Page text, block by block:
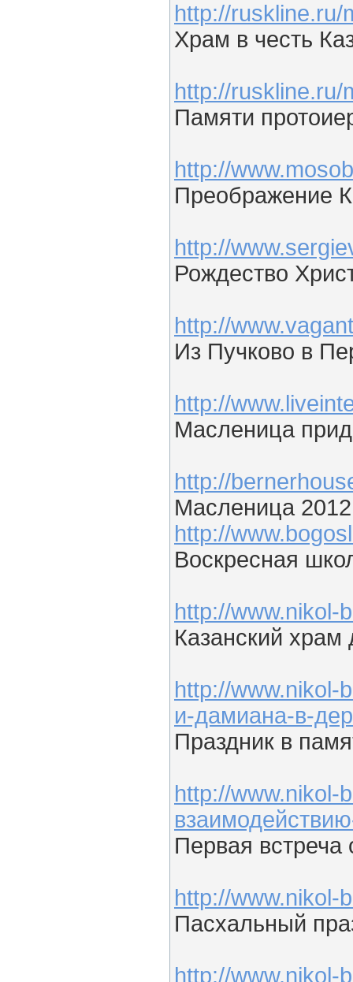
http://ruskline.ru/
Храм в честь
http://ruskline.ru/
Памяти
http://
Преображение
http://
Рождество
http://
Из Пучково в
http://
Масленица
http://
Масленица 2012
http://
Воскресная
http://www.nikol-
Казанский
http://www.nikol-
и-дамиана-в-
Праздник в
http://www.nikol-
Первая
http://www.nikol-
Пасхальный
http://www.nikol-